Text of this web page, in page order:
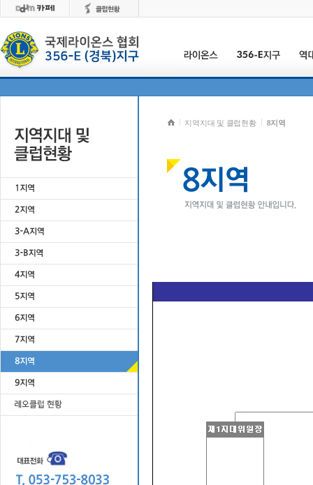
지역지대 및 클럽현황 8지역